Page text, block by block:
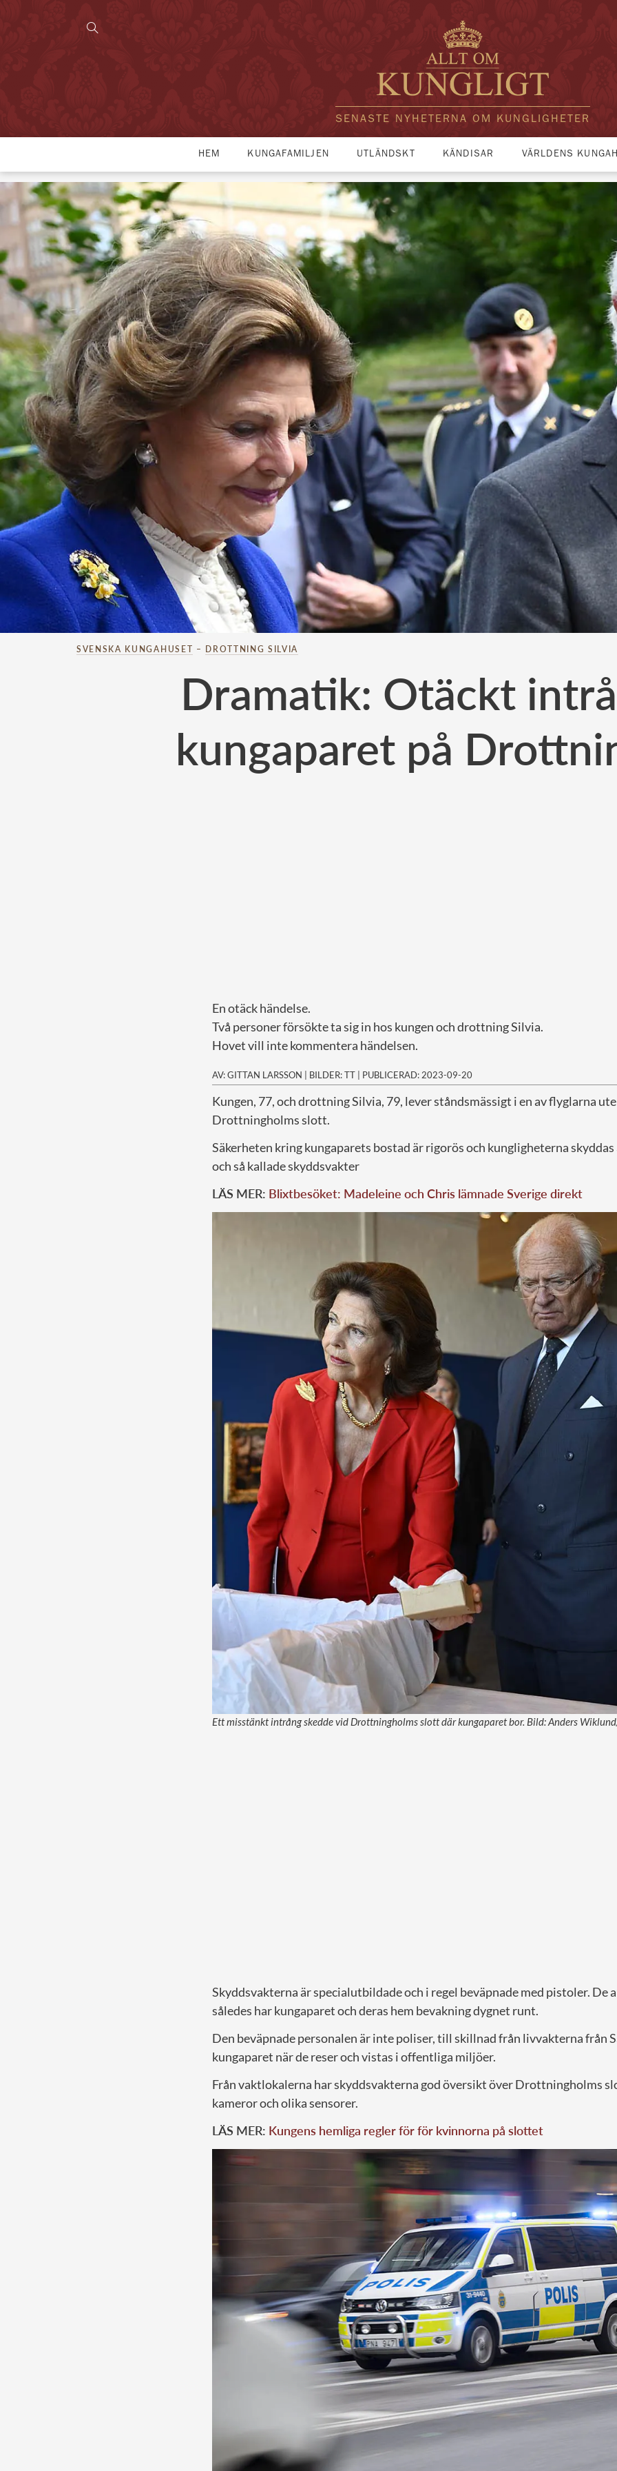
SENASTE NYHETERNA OM KUNGLIGHETER
HEM KUNGAFAMILJEN UTLÄNDSKT KÄNDISAR VÄRLDENS
SVENSKA KUNGAHUSET – DROTTNING SILVIA
Dramatik: Otäckt
kungaparet på
En otäck händelse.
Två personer försökte ta sig in hos kungen och drottning Silvia.
Hovet vill inte kommentera händelsen.
AV: GITTAN LARSSON | BILDER: TT | PUBLICERAD: 2023-09-20
Kungen, 77, och drottning Silvia, 79, lever ståndsmässigt i en av flyglarna
Drottningholms slott.
Säkerheten kring kungaparets bostad är rigorös och kungligheterna
och så kallade skyddsvakter
LÄS MER: Blixtbesöket: Madeleine och Chris lämnade Sverige direkt
Ett misstänkt intrång skedde vid Drottningholms slott där kungaparet bor. Bild: Anders
Skyddsvakterna är specialutbildade och i regel beväpnade med pistoler. De
således har kungaparet och deras hem bevakning dygnet runt.
Den beväpnade personalen är inte poliser, till skillnad från livvakterna från
kungaparet när de reser och vistas i offentliga miljöer.
Från vaktlokalerna har skyddsvakterna god översikt över Drottningholms
kameror och olika sensorer.
LÄS MER: Kungens hemliga regler för för kvinnorna på slottet